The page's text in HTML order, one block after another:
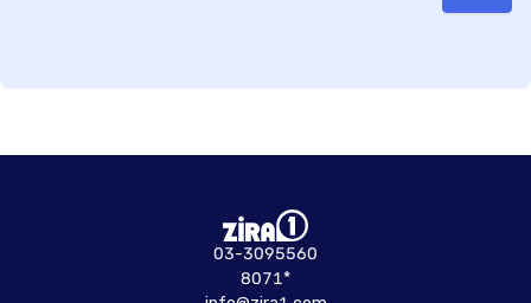
03-3095560
8071*